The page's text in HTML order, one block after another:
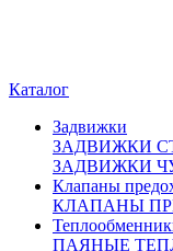
Каталог
Задвижки
ЗАДВИЖКИ
ЗАДВИЖКИ
Клапаны
КЛАПАНЫ
ПАЯНЫЕ
+
Нержавеющая
Арт. 700750
Внешний вид
монтажных
конкретного товара
на сайте.
Количество: